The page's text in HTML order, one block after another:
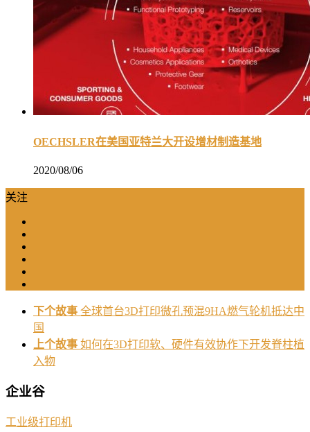
OECHSLER在美国亚特兰大开设增材制造基地
2020/08/06
关注
下个故事 全球首台3D打印微孔预混9HA燃气轮机抵达中
国
上个故事 如何在3D打印软、硬件有效协作下开发脊柱植
入物
企业谷
工业级打印机